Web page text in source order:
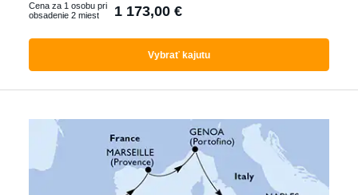
Vyhľadať zájazdy
S delegátom
Luxusné plavby
Vybrať kajutu
Cena za 1 osobu pri
obsadenie 2 miest
1 173,00 €